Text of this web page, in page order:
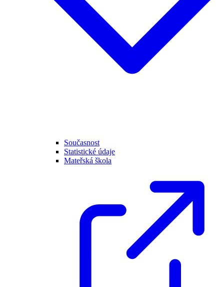
Současnost
Statistické údaje
Mateřská škola